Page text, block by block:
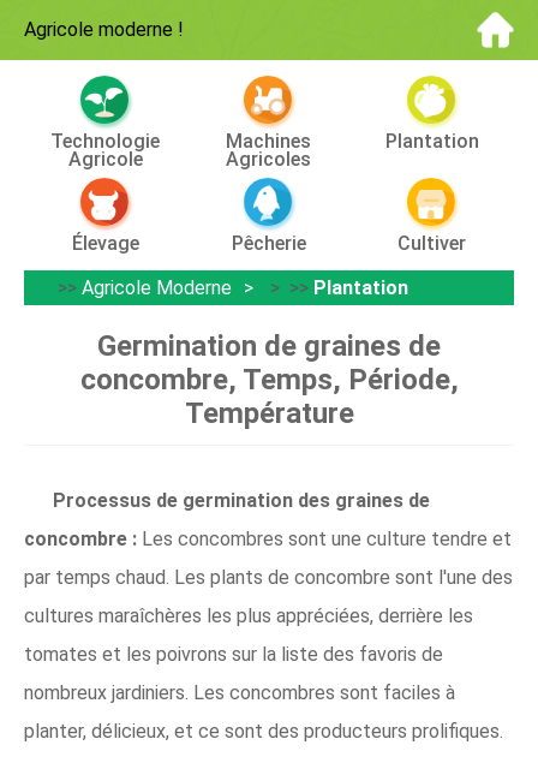
Agricole moderne !
Technologie
Agricole
Machines
Agricoles
Plantation
Élevage Pêcherie
Cultiver
>> Agricole Moderne > >> Plantation
Germination de graines de
concombre, Temps, Période,
Température
Processus de germination des graines de
concombre : Les concombres sont une culture tendre et
par temps chaud. Les plants de concombre sont l'une des
cultures maraîchères les plus appréciées, derrière les
tomates et les poivrons sur la liste des favoris de
nombreux jardiniers. Les concombres sont faciles à
planter, délicieux, et ce sont des producteurs prolifiques.